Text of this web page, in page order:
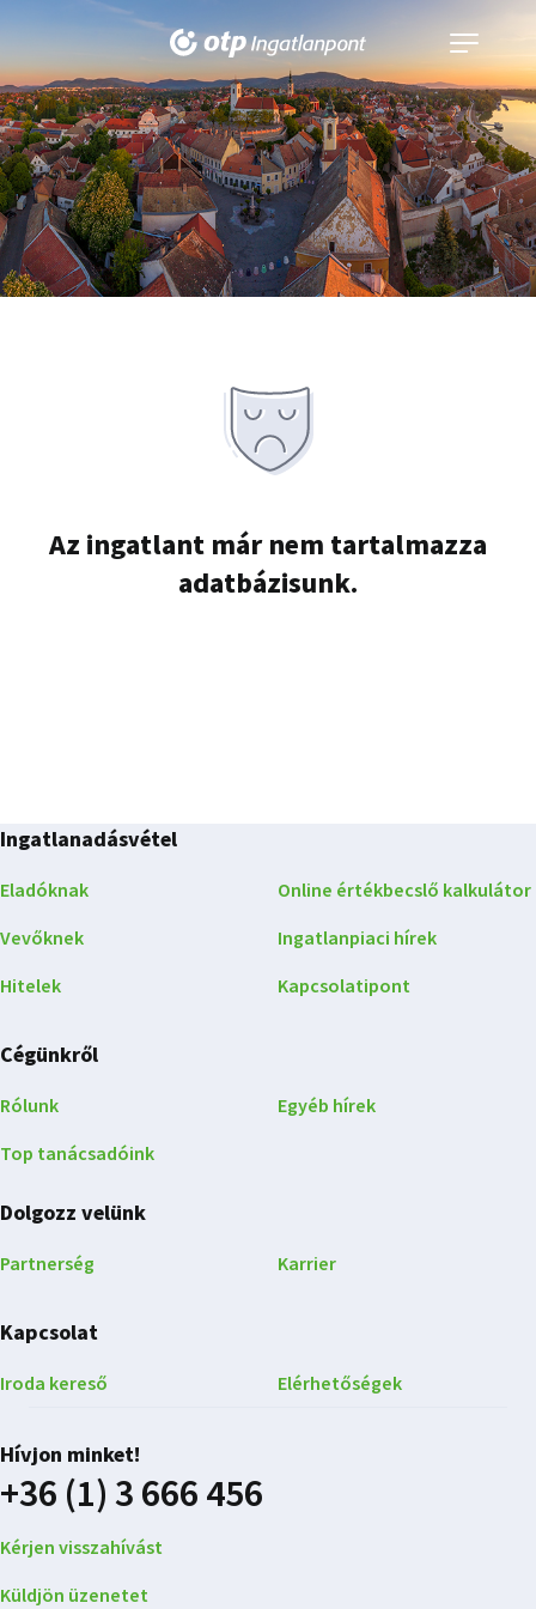
Navigáció
kinyitása
Az ingatlant már nem tartalmazza
adatbázisunk.
Ingatlanadásvétel
Eladóknak
Vevőknek
Hitelek
Online értékbecslő kalkulátor
Ingatlanpiaci hírek
Kapcsolatipont
Cégünkről
Rólunk
Top tanácsadóink
Egyéb hírek
Dolgozz velünk
Partnerség Karrier
Kapcsolat
Iroda kereső Elérhetőségek
Hívjon minket!
+36 (1) 3 666 456
Kérjen visszahívást
Küldjön üzenetet